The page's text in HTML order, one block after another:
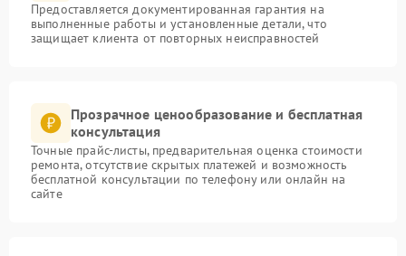
Предоставляется документированная гарантия на
выполненные работы и установленные детали, что
защищает клиента от повторных неисправностей
Прозрачное ценообразование и бесплатная
консультация
Точные прайс-листы, предварительная оценка стоимости
ремонта, отсутствие скрытых платежей и возможность
бесплатной консультации по телефону или онлайн на
сайте